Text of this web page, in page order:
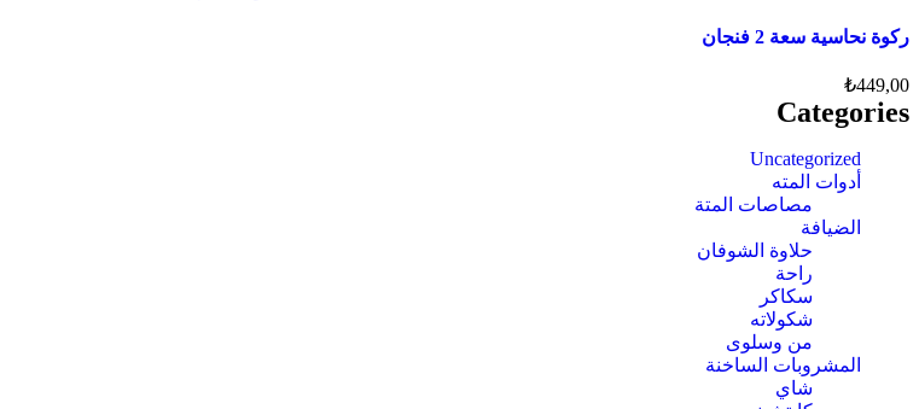
ركوة نحاسية سعة 2 فنجان
₺449,00
Categories
Uncategorized
أدوات المته
مصاصات المتة
الضيافة
حلاوة الشوفان
راحة
سكاكر
شكولاته
من وسلوى
المشروبات الساخنة
شاي